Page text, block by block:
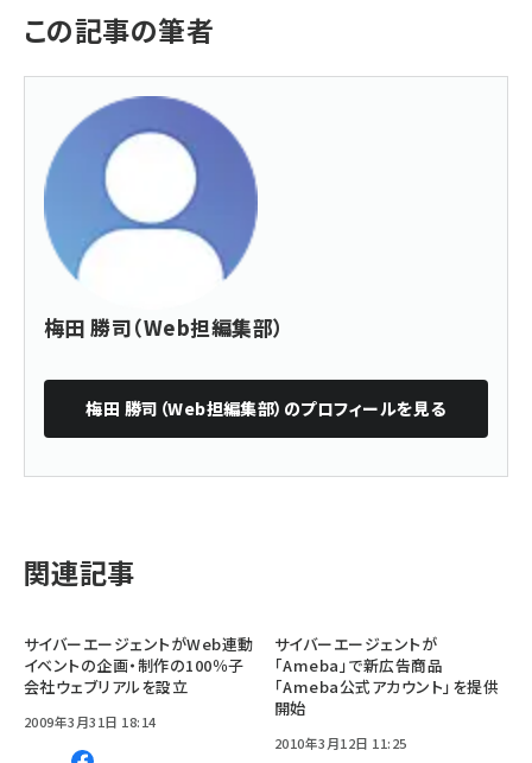
この記事の筆者
梅田 勝司（Web担編集部）
梅田 勝司（Web担編集部） のプロフィールを見る
関連記事
サイバーエージェントがWeb連動
イベントの企画・制作の100％子
会社ウェブリアルを設立
2009年3月31日 18:14
サイバーエージェントが
「Ameba」で新広告商品
「Ameba公式アカウント」を提供
開始
2010年3月12日 11:25